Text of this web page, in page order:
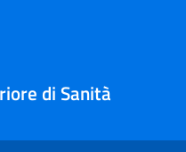
di Sanità